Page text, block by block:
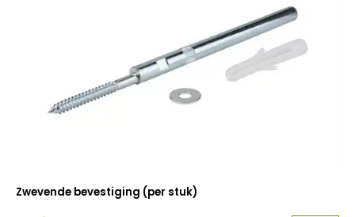
Zwevende bevestiging (per stuk)